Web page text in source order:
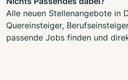
Alle neuen Stellenangebote in
Quereinsteiger,
passende Jobs finden und